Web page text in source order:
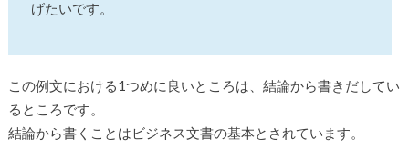
げたいです。
この例文における1つめに良いところは、結論から書きだしてい
るところです。
結論から書くことはビジネス文書の基本とされています。